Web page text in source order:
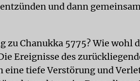
und dann
zu Chanukka 5775? Wie wohl
Ereignisse des
eine tiefe Verstörung und